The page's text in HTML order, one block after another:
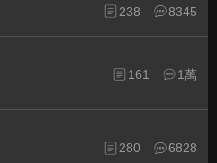
238 8345
161 1萬
280 6828